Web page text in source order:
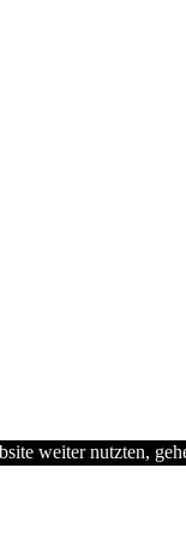
weiter nutzten,